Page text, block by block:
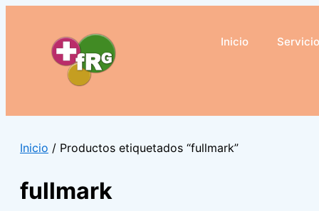
Ir
contenido
Inicio
Inicio / Productos etiquetados “fullmark”
fullmark